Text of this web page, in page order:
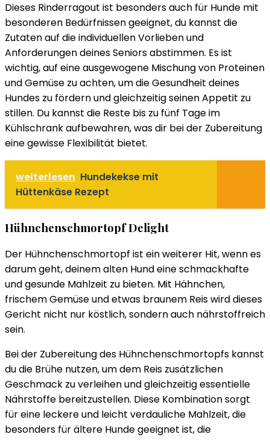
Dieses Rinderragout ist besonders auch für Hunde mit
besonderen Bedürfnissen geeignet, du kannst die
Zutaten auf die individuellen Vorlieben und
Anforderungen deines Seniors abstimmen. Es ist
wichtig, auf eine ausgewogene Mischung von Proteinen
und Gemüse zu achten, um die Gesundheit deines
Hundes zu fördern und gleichzeitig seinen Appetit zu
stillen. Du kannst die Reste bis zu fünf Tage im
Kühlschrank aufbewahren, was dir bei der Zubereitung
eine gewisse Flexibilität bietet.
weiterlesen Hundekekse mit
Hüttenkäse Rezept
Hühnchenschmortopf Delight
Der Hühnchenschmortopf ist ein weiterer Hit, wenn es
darum geht, deinem alten Hund eine schmackhafte
und gesunde Mahlzeit zu bieten. Mit Hähnchen,
frischem Gemüse und etwas braunem Reis wird dieses
Gericht nicht nur köstlich, sondern auch nährstoffreich
sein.
Bei der Zubereitung des Hühnchenschmortopfs kannst
du die Brühe nutzen, um dem Reis zusätzlichen
Geschmack zu verleihen und gleichzeitig essentielle
Nährstoffe bereitzustellen. Diese Kombination sorgt
für eine leckere und leicht verdauliche Mahlzeit, die
besonders für ältere Hunde geeignet ist, die